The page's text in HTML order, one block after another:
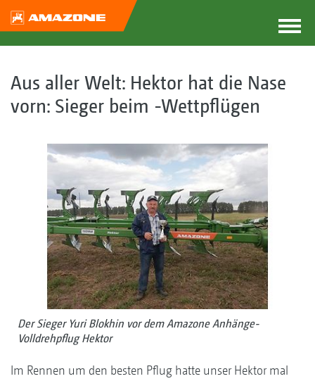
Aus aller Welt: Hektor hat die Nase
vorn: Sieger beim -Wettpflügen
Der Sieger Yuri Blokhin vor dem Amazone Anhänge-
Volldrehpflug Hektor
Im Rennen um den besten Pflug hatte unser Hektor mal